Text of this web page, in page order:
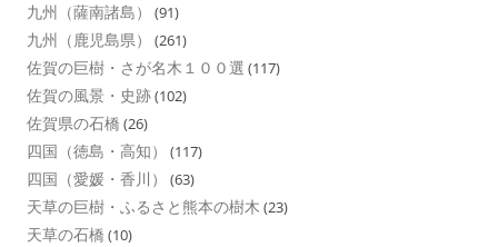
九州（薩南諸島） (91)
九州（鹿児島県） (261)
佐賀の巨樹・さが名木１００選 (117)
佐賀の風景・史跡(102)
佐賀県の石橋 (26)
四国（徳島・高知） (117)
四国（愛媛・香川） (63)
天草の巨樹・ふるさと熊本の樹木 (23)
天草の石橋 (10)